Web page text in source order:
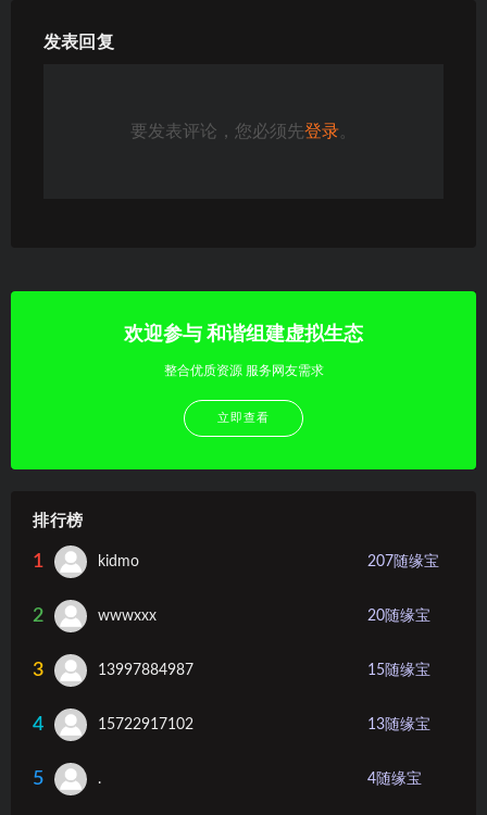
发表回复
要发表评论，您必须先登录。
欢迎参与 和谐组建虚拟生态
整合优质资源 服务网友需求
立即查看
排行榜
1 kidmo 207 随缘宝
2 wwwxxx 20随缘宝
3 13997884987 15随缘宝
4 15722917102 13随缘宝
5 . 4随缘宝